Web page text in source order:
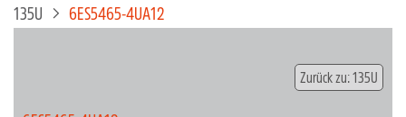
135U
6ES5465-4UA12
Zurück zu: 135U